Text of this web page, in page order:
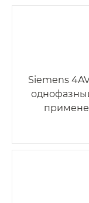
Siemens